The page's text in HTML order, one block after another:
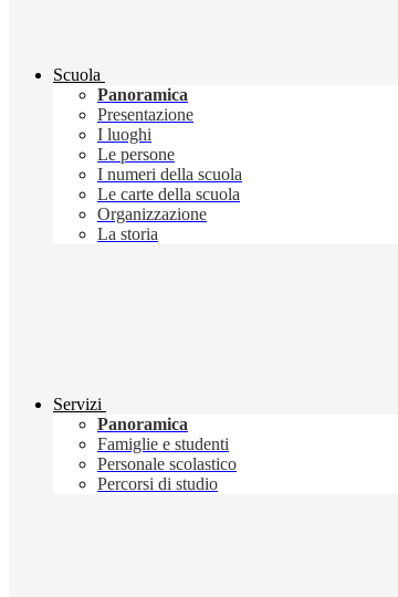
Scuola
Panoramica
Presentazione
I luoghi
Le persone
I numeri della scuola
Le carte della scuola
Organizzazione
La storia
Servizi
Panoramica
Famiglie e studenti
Personale scolastico
Percorsi di studio